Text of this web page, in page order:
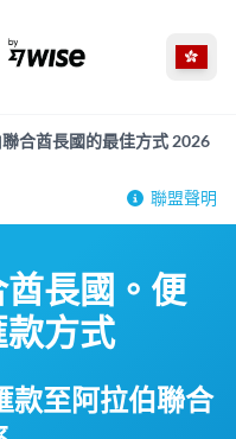
合酋長國的最佳方式 2026
聯盟聲明
長國。便
方式
款至阿拉伯聯合